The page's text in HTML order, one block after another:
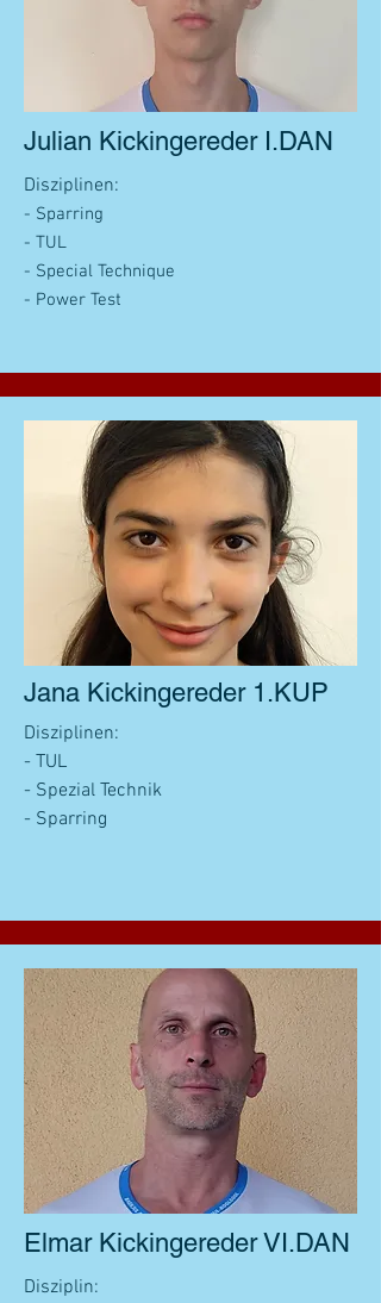
Julian Kickingereder I.DAN
Disziplinen:
- Sparring
- TUL
- Special Technique
- Power Test
Jana Kickingereder 1.KUP
Disziplinen:
- TUL
- Spezial Technik
- Sparring
Elmar Kickingereder VI.DAN
Disziplin: